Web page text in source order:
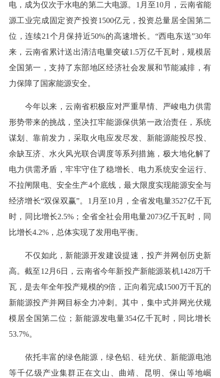
电，成为仅次于水电的第二大电源。1月至10月，云南省能
源工业完成固定资产投资1500亿元，投资总量居全国第二
位，连续21个月保持近50%的高速增长。“西电东送”30年
来，云南省累计送出清洁电量突破1.5万亿千瓦时，规模居
全国第一，支持了东部地区经济社会发展和节能减排，有
力保障了国家能源安全。
今年以来，云南省积极应对严重旱情、严峻电力供需
形势带来的挑战，坚决扛牢能源保供第一政治责任，系统
谋划、靠前发力，采取火电应发尽发、新能源能投尽投、
余缺互济、水火风光联合调度等系列措施，极大地化解了
电力供需矛盾，牢牢守住了稳增长、电力系统安全运行、
不拉闸限电、安全生产4个底线，最大限度实现能源安全与
经济增长“双保双赢”。1月至10月，全省发电量3527亿千瓦
时，同比增长2.5%；全省全社会用电量2073亿千瓦时，同
比增长4.2%，总体实现了发用电平衡。
不仅如此，新能源开发建设提速，投产并网创历史新
高。截至12月6日，云南省今年新投产新能源装机1428万千
瓦，是去年全年投产规模的9倍，正向着完成1500万千瓦的
新能源投产并网目标全力冲刺。其中，集中式并网光伏规
模居全国第二位；新能源发电量354亿千瓦时，同比增长
53.7%。
依托丰富的绿色能源，绿色铝、硅光伏、新能源电池
等千亿级产业集群正在文山、曲靖、昆明、保山等地崛